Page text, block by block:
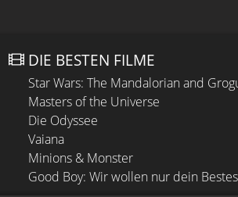
DIE BESTEN FILME
Star Wars: The Mandalorian and
Masters of the Universe
Die Odyssee
Vaiana
Minions & Monster
Good Boy: Wir wollen nur dein Bestes